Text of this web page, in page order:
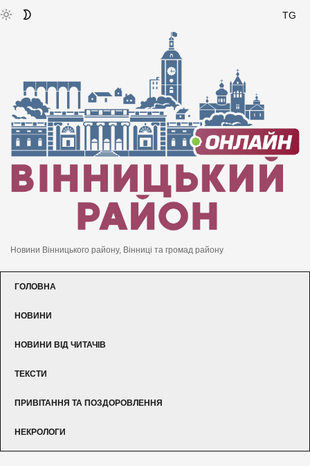
TG
Новини Вінницького району, Вінниці та громад району
ГОЛОВНА
НОВИНИ
НОВИНИ ВІД ЧИТАЧІВ
ТЕКСТИ
ПРИВІТАННЯ ТА ПОЗДОРОВЛЕННЯ
НЕКРОЛОГИ